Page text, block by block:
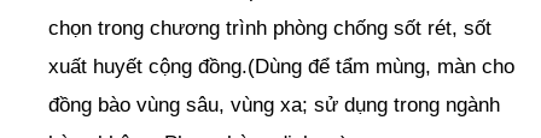
chọn trong chương trình phòng chống sốt rét, sốt
xuất huyết cộng đồng.(Dùng để tẩm mùng, màn cho
đồng bào vùng sâu, vùng xa; sử dụng trong ngành